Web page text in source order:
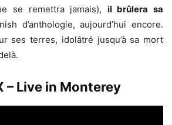
se remettra jamais), il brûlera sa
d’anthologie, aujourd’hui encore.
ses terres, idolâtré jusqu’à sa mort
– Live in Monterey